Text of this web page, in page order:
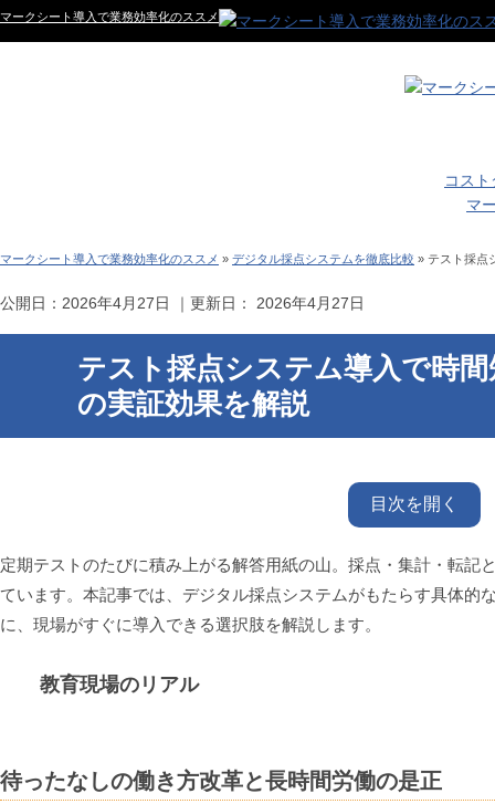
マークシート導入で業務効率化のススメ
コス
マ
マークシート導入で業務効率化のススメ » デジタル採点システムを徹底比較 » テスト採点
公開日： 2026年4月27日 ｜更新日： 2026年4月27日
テスト採点システム導入で時
の実証効果を解説
目次を開く
定期テストのたびに積み上がる解答用紙の山。採点・集計・転記
ています。本記事では、デジタル採点システムがもたらす具体的
に、現場がすぐに導入できる選択肢を解説します。
教育現場のリアル
待ったなしの働き方改革と長時間労働の是正